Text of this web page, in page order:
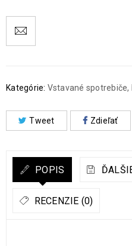
Kategórie: Vstavané spotrebiče,
Tweet Zdieľať
POPIS
RECENZIE (0)